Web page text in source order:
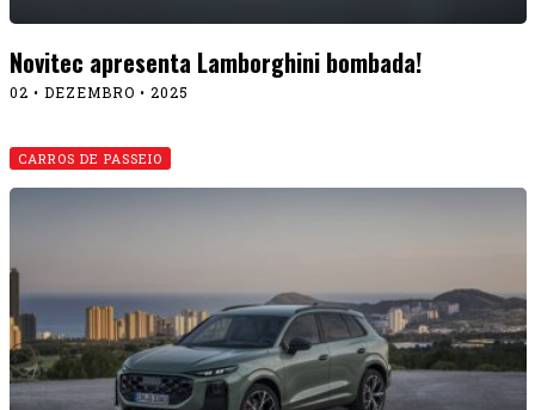
29 • AGOSTO • 2025
CARROS DE PASSEIO